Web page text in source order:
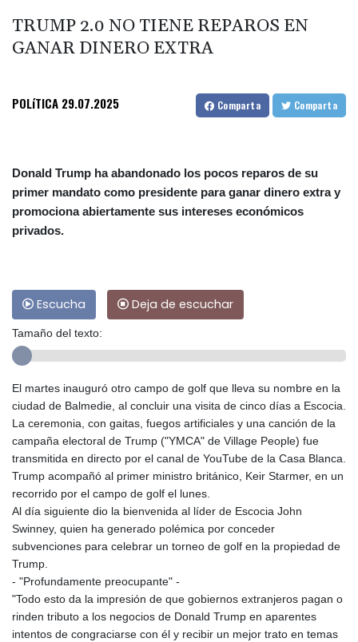
TRUMP 2.0 NO TIENE REPAROS EN
GANAR DINERO EXTRA
POLíTICA 29.07.2025 Comparta Comparta
Donald Trump ha abandonado los pocos reparos de su
primer mandato como presidente para ganar dinero extra y
promociona abiertamente sus intereses económicos
privados.
Escucha Deja de escuchar
Tamaño del texto:
El martes inauguró otro campo de golf que lleva su nombre en la
ciudad de Balmedie, al concluir una visita de cinco días a Escocia.
La ceremonia, con gaitas, fuegos artificiales y una canción de la
campaña electoral de Trump ("YMCA" de Village People) fue
transmitida en directo por el canal de YouTube de la Casa Blanca.
Trump acompañó al primer ministro británico, Keir Starmer, en un
recorrido por el campo de golf el lunes.
Al día siguiente dio la bienvenida al líder de Escocia John
Swinney, quien ha generado polémica por conceder
subvenciones para celebrar un torneo de golf en la propiedad de
Trump.
- "Profundamente preocupante" -
"Todo esto da la impresión de que gobiernos extranjeros pagan o
rinden tributo a los negocios de Donald Trump en aparentes
intentos de congraciarse con él y recibir un mejor trato en temas